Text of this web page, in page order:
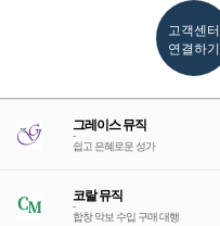
고객센터
연결하기
그레이스 뮤직
-
쉽고 은혜로운 성가
코랄 뮤직
-
합창 악보 수입 구매 대행